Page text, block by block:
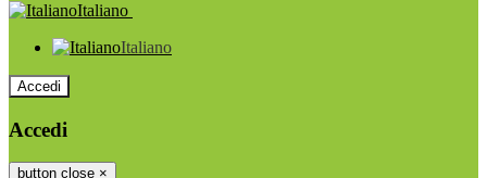
Italiano
Italiano
Accedi
Accedi
button close ×